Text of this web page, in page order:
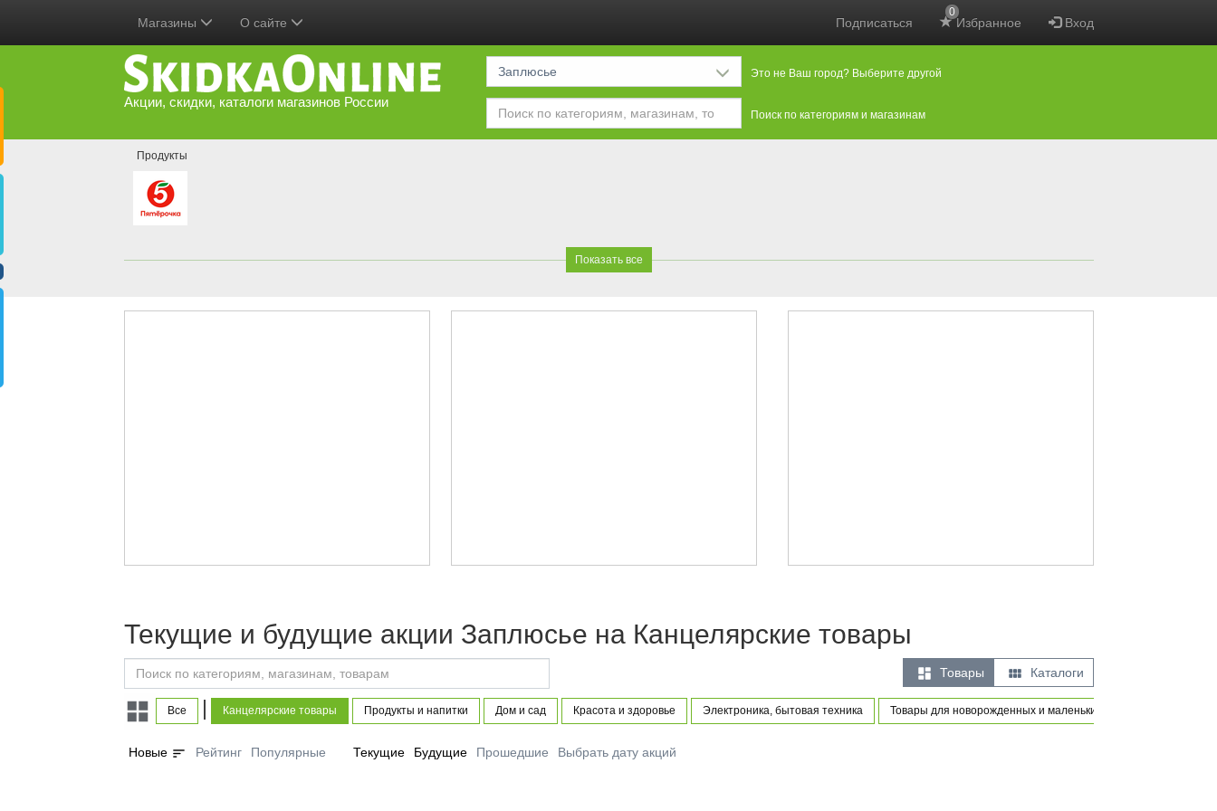
Подписаться Избранное
0
Вход
Магазины О сайте
Акции, скидки, каталоги магазинов России
Заплюсье Это не Ваш город? Выберите другой
Поиск по категориям и магазинам
Продукты
Показать все
Текущие и будущие акции Заплюсье на Канцелярские товары
 Товары  Каталоги
Все | Канцелярские товары Продукты и напитки Дом и сад Красота и здоровье Электроника, бытовая техника Товары для новорожденных и маленьких детей
Новые sort Рейтинг Популярные Текущие Будущие Прошедшие Выбрать дату акций